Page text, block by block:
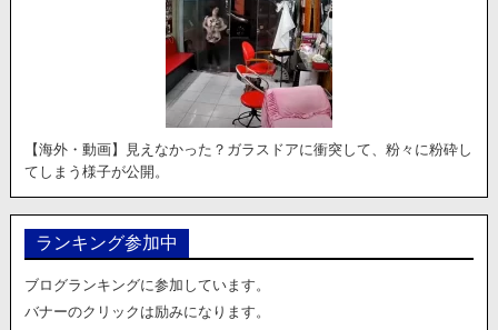
【海外・動画】見えなかった？ガラスドアに衝突して、粉々に粉砕し
てしまう様子が公開。
ランキング参加中
ブログランキングに参加しています。
バナーのクリックは励みになります。